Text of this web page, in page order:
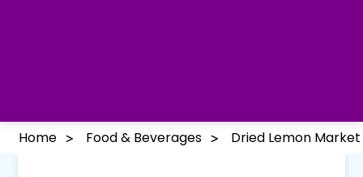
Home Food & Beverages Dried Lemon Market